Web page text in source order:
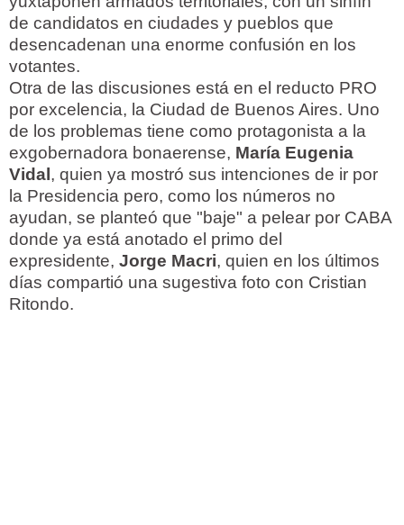
de candidatos en ciudades y pueblos que
desencadenan una enorme confusión en los
votantes.
Otra de las discusiones está en el reducto PRO
por excelencia, la Ciudad de Buenos Aires. Uno
de los problemas tiene como protagonista a la
exgobernadora bonaerense, María Eugenia
Vidal , quien ya mostró sus intenciones de ir por
la Presidencia pero, como los números no
ayudan, se planteó que "baje" a pelear por CABA
donde ya está anotado el primo del
expresidente, Jorge Macri, quien en los últimos
días compartió una sugestiva foto con Cristian
Ritondo.